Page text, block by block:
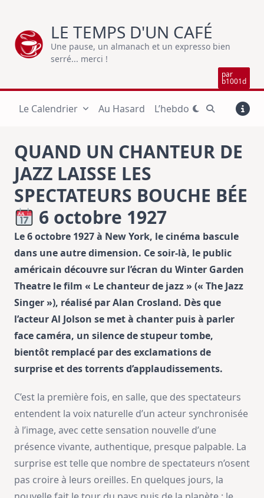
content
LE TEMPS D'UN CAFÉ
Une pause, un almanach et un expresso bien
serré... merci !
par
b1001d
Le Calendrier Au Hasard L’hebdo
QUAND UN CHANTEUR DE
JAZZ LAISSE LES
SPECTATEURS BOUCHE BÉE
6 octobre 1927
Le 6 octobre 1927 à New York, le cinéma bascule
dans une autre dimension. Ce soir-là, le public
américain découvre sur l’écran du Winter Garden
Theatre le film « Le chanteur de jazz » (« The Jazz
Singer »), réalisé par Alan Crosland. Dès que
l’acteur Al Jolson se met à chanter puis à parler
face caméra, un silence de stupeur tombe,
bientôt remplacé par des exclamations de
surprise et des torrents d’applaudissements.
C’est la première fois, en salle, que des spectateurs
entendent la voix naturelle d’un acteur synchronisée
à l’image, avec cette sensation nouvelle d’une
présence vivante, authentique, presque palpable. La
surprise est telle que nombre de spectateurs n’osent
pas croire à leurs oreilles. En quelques jours, la